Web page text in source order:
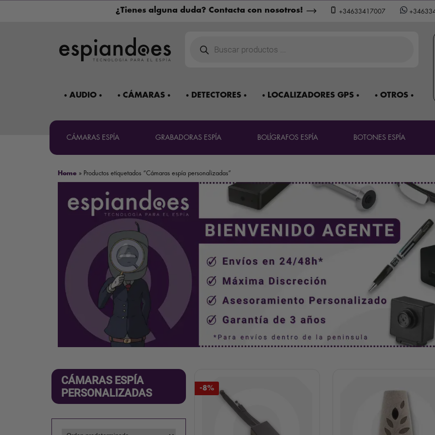
¿Tienes alguna duda? Contacta con nosotros! +34633417007
productos
AUDIO CÁMARAS DETECTORES LOCALIZADORES GPS OTROS
CÁMARAS ESPÍA GRABADORAS ESPÍA BOLÍGRAFOS ESPÍA BOTONES ESPÍA
Home » Productos etiquetados “Cámaras espía personalizadas”
CÁMARAS ESPÍA
PERSONALIZADAS
-8%